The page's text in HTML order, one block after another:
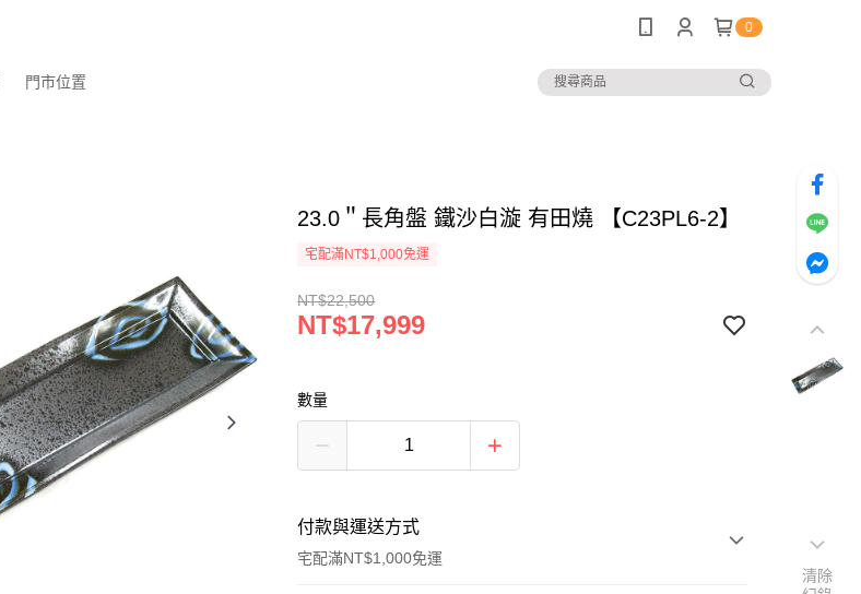
0
門市位置
23.0＂長角盤 鐵沙白漩 有田燒 【C23PL6-2】
宅配滿NT$1,000免運
NT$22,500
NT$17,999
數量
付款與運送方式
宅配滿NT$1,000免運
清除